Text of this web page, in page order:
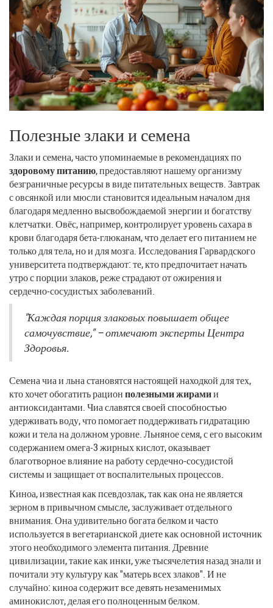
Полезные злаки и семена
Злаки и семена, часто упоминаемые в рекомендациях по
здоровому питанию, предоставляют нашему организму
безграничные ресурсы в виде питательных веществ. Завтрак
с овсянкой или мюсли становится идеальным началом дня
благодаря медленно высвобождаемой энергии и богатству
клетчатки. Овёс, например, контролирует уровень сахара в
крови благодаря бета-глюканам, что делает его питанием не
только для тела, но и для мозга. Исследования Гарвардского
университета подтверждают: те, кто предпочитает начать
утро с порции злаков, реже страдают от ожирения и
сердечно-сосудистых заболеваний.
"Каждая порция злаковых повышает общее
самочувствие," – отмечают эксперты Центра
Здоровья.
Семена чиа и льна становятся настоящей находкой для тех,
кто хочет обогатить рационполезными жирамии
антиоксидантами. Чиа славятся своей способностью
удерживать воду, что помогает поддерживать гидратацию
кожи и тела на должном уровне. Льняное семя, с его высоким
содержанием омега-3 жирных кислот, оказывает
благотворное влияние на работу сердечно-сосудистой
системы и защищает от воспалительных процессов.
Киноа, известная как псевдозлак, так как она не является
зерном в привычном смысле, заслуживает отдельного
внимания. Она удивительно богата белком и часто
используется в вегетарианской диете как основной источник
этого необходимого элемента питания. Древние
цивилизации, такие как инки, уже тысячелетия назад знали и
почитали эту культуру как "матерь всех злаков". И не
случайно: киноа содержит все девять незаменимых
аминокислот, делая его полноценным белком.